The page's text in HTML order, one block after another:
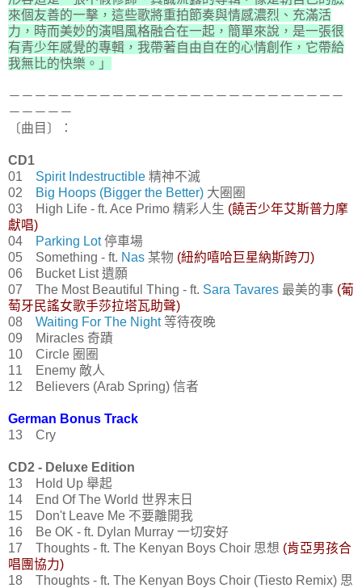
來個友善的一擊，這些歌將重拍節奏與情感濃烈、充滿活
力，時而美妙的演唱風格融合在一起，簡單來說，是一張很
有青少年感覺的專輯，我帶著自由自在的心情創作，它帶給
我無比的快樂。」
－－－－－－－－－－－－－－－－－－－－－－－－－－
－－－－－
〔曲目〕：
CD1
01 Spirit Indestructible 精神不滅
02
Big Hoops (Bigger the Better) 大圈圈
03 High Life - ft. Ace Primo 精彩人生 (饒舌少年艾斯普力摩
獻唱)
04
Parking Lot停車場
05 Something - ft. Nas 某物 (紐約嘻哈巨星納斯跨刀)
06 Bucket List 遺願
07 The Most Beautiful Thing - ft. Sara Tavares 最美的事 (葡
萄牙民謠女歌手莎拉塔瓦助聲)
08 Waiting For The Night等待夜晚
09 Miracles 奇蹟
10 Circle 圈圈
11 Enemy 敵人
12 Believers (Arab Spring) 信者
German Bonus Track
13 Cry
CD2 - Deluxe Edition
13 Hold Up 舉起
14 End Of The World 世界末日
15 Don't Leave Me 不要離開我
16 Be OK - ft. Dylan Murray 一切安好
17 Thoughts - ft. The Kenyan Boys Choir 思想 (肯亞男孩合
唱團協力)
18 Thoughts - ft. The Kenyan Boys Choir (Tiesto Remix) 思